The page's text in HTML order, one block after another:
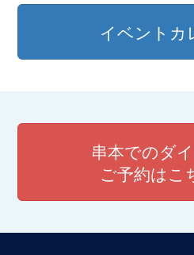
イベントカ
串本でのダ
ご予約はこ